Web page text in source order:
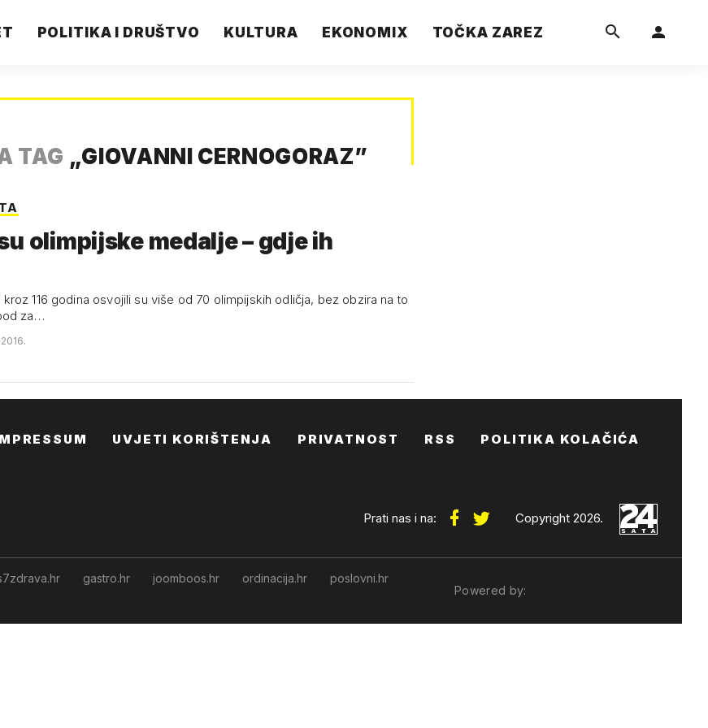
POLITIKA I DRUŠTVO KULTURA EKONOMIX TOČKA ZAREZ
TAG „GIOVANNI CERNOGORAZ”
olimpijske medalje – gdje ih
116 godina osvojili su više od 70 olimpijskih odličja, bez obzira na to
za…
UVJETI KORIŠTENJA PRIVATNOST RSS POLITIKA KOLAČIĆA
Prati nas i na: Copyright 2026.
gastro.hr joomboos.hr ordinacija.hr
poslovni.hr
Powered by: